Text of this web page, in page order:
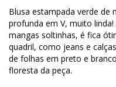
Blusa estampada verde de
profunda em V, muito
mangas soltinhas, é fica
quadril, como jeans e
de folhas em preto e
floresta da peça.